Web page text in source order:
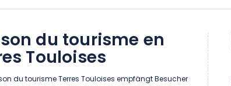
du tourisme en
Touloises
du tourisme Terres Touloises empfängt Besucher